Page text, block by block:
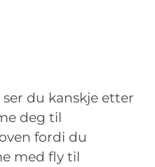
du kanskje etter
deg til
fordi du
med fly til